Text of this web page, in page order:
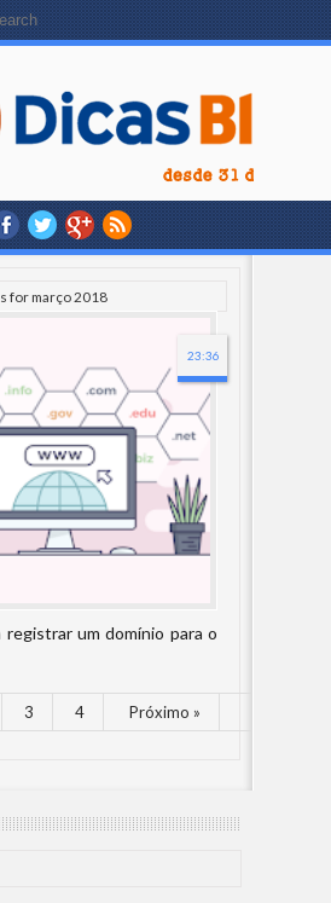
for março 2018
registrar um domínio para o
23:36
3 4 Próximo »